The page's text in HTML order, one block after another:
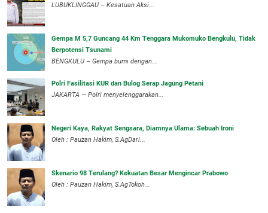
‎LUBUKLINGGAU – Kesatuan Aksi...
Gempa M 5,7 Guncang 44 Km Tenggara Mukomuko Bengkulu, Tidak
Berpotensi Tsunami
BENGKULU – Gempa bumi dengan...
Polri Fasilitasi KUR dan Bulog Serap Jagung Petani
JAKARTA — Polri menyelenggarakan...
Negeri Kaya, Rakyat Sengsara, Diamnya Ulama: Sebuah Ironi
Oleh : Pauzan Hakim, S.AgDari...
Skenario 98 Terulang? Kekuatan Besar Mengincar Prabowo
Oleh : Pauzan Hakim, S.AgTokoh...